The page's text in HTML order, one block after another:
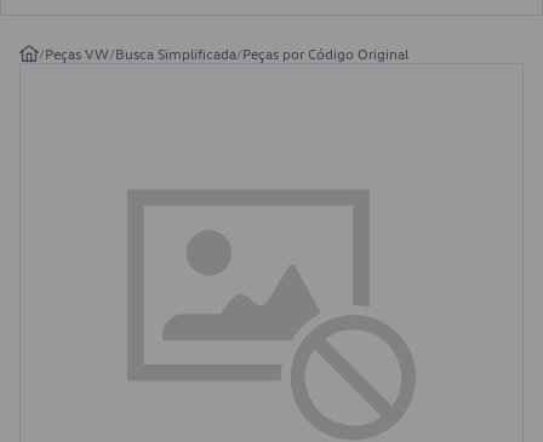
/Peças VW/Busca Simplificada/Peças por Código Original